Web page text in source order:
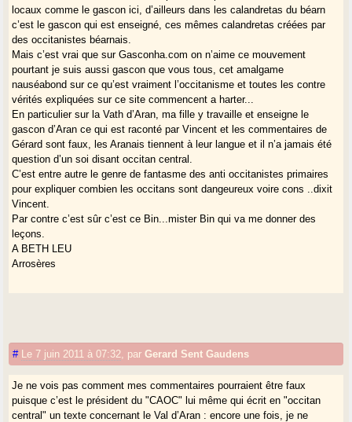
locaux comme le gascon ici, d’ailleurs dans les calandretas du béarn
c’est le gascon qui est enseigné, ces mêmes calandretas créées par
des occitanistes béarnais.
Mais c’est vrai que sur Gasconha.com on n’aime ce mouvement
pourtant je suis aussi gascon que vous tous, cet amalgame
nauséabond sur ce qu’est vraiment l’occitanisme et toutes les contre
vérités expliquées sur ce site commencent a harter...
En particulier sur la Vath d’Aran, ma fille y travaille et enseigne le
gascon d’Aran ce qui est raconté par Vincent et les commentaires de
Gérard sont faux, les Aranais tiennent à leur langue et il n’a jamais été
question d’un soi disant occitan central.
C’est entre autre le genre de fantasme des anti occitanistes primaires
pour expliquer combien les occitans sont dangeureux voire cons ..dixit
Vincent.
Par contre c’est sûr c’est ce Bin...mister Bin qui va me donner des
leçons.
A BETH LEU
Arrosères
# Le 7 juin 2011 à 07:32 parGerard Sent Gaudens
Je ne vois pas comment mes commentaires pourraient être faux
puisque c’est le président du "CAOC" lui même qui écrit en "occitan
central" un texte concernant le Val d’Aran : encore une fois, je ne